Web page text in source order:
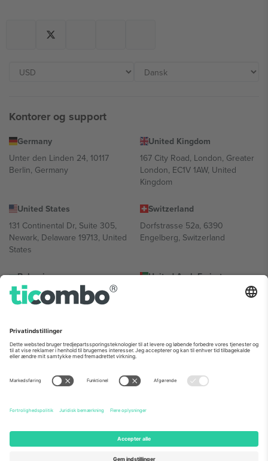
Kontorer og support
Germany
Unter den Linden 24, 10117
Berlin, Germany
United Kingdom
167 City Road, London, Greater
London, EC1V 1AW, United
Kingdom
United States
131 Continental Dr, Suite 305,
Newark, Delaware 19713, United
States
Switzerland
Dorfstrasse 52a, 6390
Engelberg, Switzerland
Bulgaria
Regus Sofia City West, bul
Totleben 53-55, 1606 Sofia,
United Arab Emirates
UAE Dubai Silicon Oasis, DDP
Mexico
Av Chapultepec 360, Roma
Norte, Cuauhtémoc, 06700
Ciudad de México, CDMX,
sted, begivenhed og/eller domæne. For detaljer se den specifikke
begivenhedsside, tryk og vilkår.,Virksomhed
Ticombo. Alle rettigheder forbeholdes.